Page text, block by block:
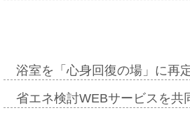
浴室を「心身回復の場」に再
省エネ検討WEBサービスを